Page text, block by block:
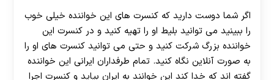
اگر شما دوست دارید که کنسرت های این خواننده خیلی خوب
را ببینید می توانید بلیط او را تهیه کنید و در کنسرت این
خواننده بزرگ شرکت کنید و حتی می توانید کنسرت های او را
به صورت آنلاین نگاه کنید. تمام طرفداران ایرانی این خواننده
گفته اند که خدا کند این خوانند به ایران بیاید و کنسرت اجرا